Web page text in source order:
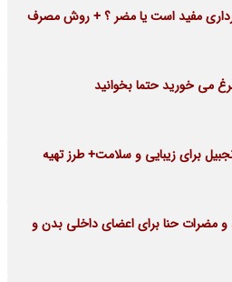
مفید است یا مضر ؟ + روش مصرف
می خورید حتما بخوانید
برای زیبایی و سلامت+ طرز تهیه
مضرات حنا برای اعضای داخلی بدن و